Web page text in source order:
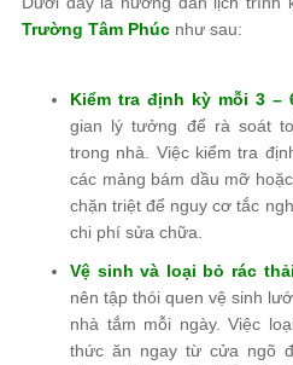
Trường Tâm Phúc như sau:
Kiểm tra định kỳ mỗi 3 –
gian lý tưởng để rà soát
trong nhà. Việc kiểm tra
các mảng bám dầu mỡ
chặn triệt để nguy cơ tắc
chi phí sửa chữa.
Vệ sinh và loại bỏ rác
nên tập thói quen vệ sinh
nhà tắm mỗi ngày. Việc
thức ăn ngay từ cửa ngõ